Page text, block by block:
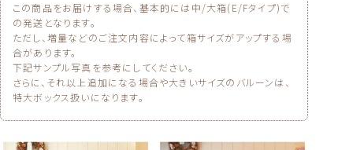
この商品をお届けする場合、基本的には中/大箱(E/Fタイプ)で
の発送となります。
ただし、増量などのご注文内容によって箱サイズがアップする場
合があります。
下記サンプル写真を参考にしてください。
さらに、それ以上追加になる場合や大きいサイズのバルーンは、
特大ボックス扱いになります。